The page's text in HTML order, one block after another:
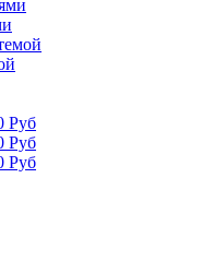
Руб
Руб
Руб